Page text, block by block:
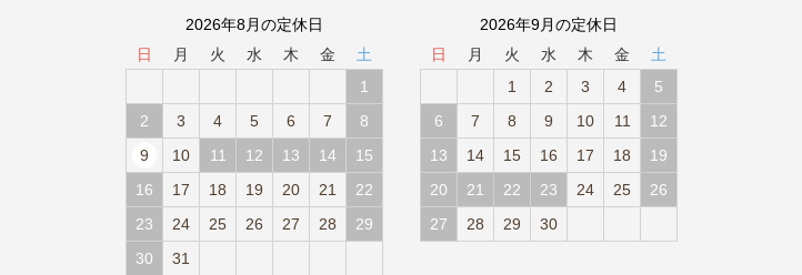
2026年8月の定休日
日
月 火 水 木 金
土
1
2
3 4 5 6 7
8
9
10 11 12 13 14
15
16
17 18 19 20 21
22
23
24 25 26 27 28
29
30
31
2026年9月の定休日
日
月 火 水 木 金
土
1
2 3 4
5
6
7 8 9 10 11
12
13
14 15 16 17 18
19
20
21 22 23 24 25
26
27
28 29 30